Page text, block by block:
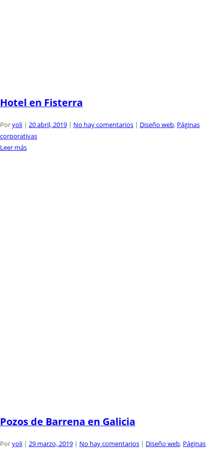
Hotel en Fisterra
Poryoli | 20 abril, 2019 | No hay comentarios | Diseño web, Páginas
corporativas
Leer más
Pozos de Barrena en Galicia
Poryoli | 29 marzo, 2019 | No hay comentarios | Diseño web, Páginas